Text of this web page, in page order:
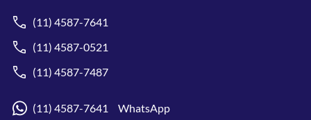
(11) 4587-7641
(11) 4587-0521
(11) 4587-7487
(11) 4587-7641 WhatsApp